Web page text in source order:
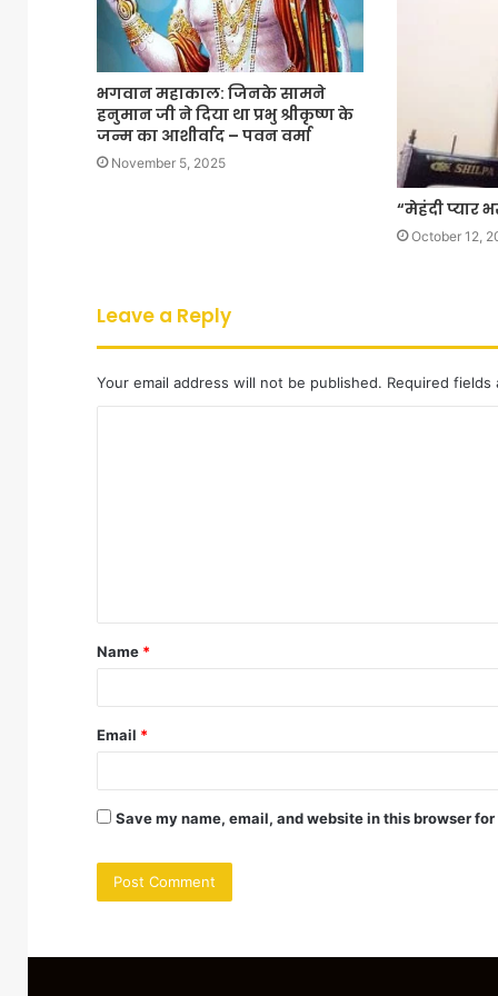
भगवान महाकाल: जिनके सामने
हनुमान जी ने दिया था प्रभु श्रीकृष्ण के
जन्म का आशीर्वाद – पवन वर्मा
November 5, 2025
“मेहंदी प्यार
October 12,
Leave a Reply
Your email address will not be published. Required fields
t
*
Name *
Email *
Save my name, email, and website in this browser